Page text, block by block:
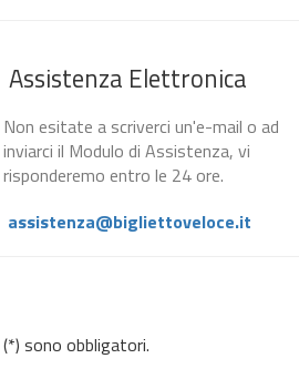
Assistenza Elettronica
Non esitate a scriverci un'e-mail o ad
inviarci il Modulo di Assistenza, vi
risponderemo entro le 24 ore.
assistenza@bigliettoveloce.it
sono obbligatori.